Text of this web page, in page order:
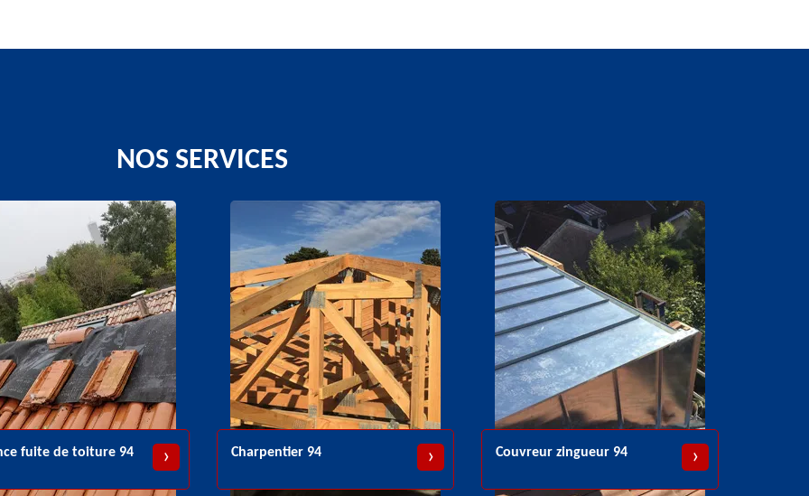
NOS SERVICES
Charpentier 94 Couvreur zingueur 94
Pose et réparation de Velux
94